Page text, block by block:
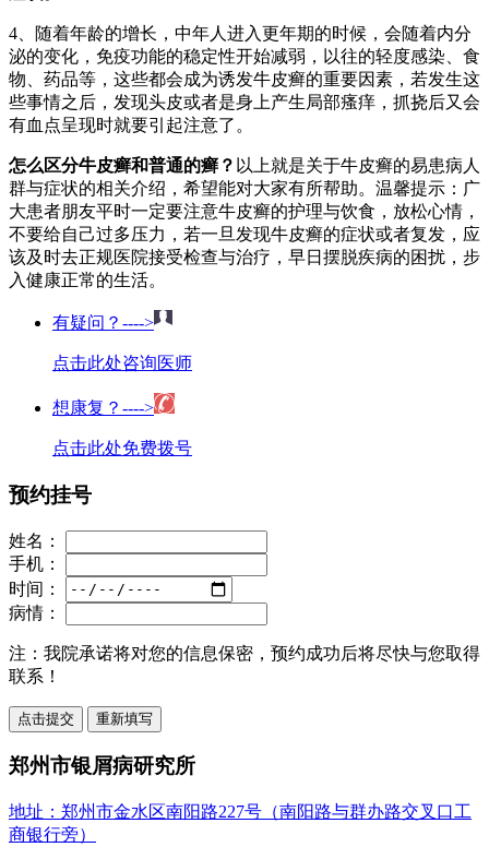
4、随着年龄的增长，中年人进入更年期的时候，会随着内分
泌的变化，免疫功能的稳定性开始减弱，以往的轻度感染、食
物、药品等，这些都会成为诱发牛皮癣的重要因素，若发生这
些事情之后，发现头皮或者是身上产生局部瘙痒，抓挠后又会
有血点呈现时就要引起注意了。
怎么区分牛皮癣和普通的癣？ 以上就是关于牛皮癣的易患病人
群与症状的相关介绍，希望能对大家有所帮助。温馨提示：广
大患者朋友平时一定要注意牛皮癣的护理与饮食，放松心情，
不要给自己过多压力，若一旦发现牛皮癣的症状或者复发，应
该及时去正规医院接受检查与治疗，早日摆脱疾病的困扰，步
入健康正常的生活。
有疑问？---->
点击此处咨询医师
想康复？---->
点击此处免费拨号
预约挂号
姓名：
手机：
时间：
病情：
注： 我院承诺将对您的信息保密，预约成功后将尽快与您取得
联系！
郑州市银屑病研究所
地址：郑州市金水区南阳路227号（南阳路与群办路交叉口工
商银行旁）